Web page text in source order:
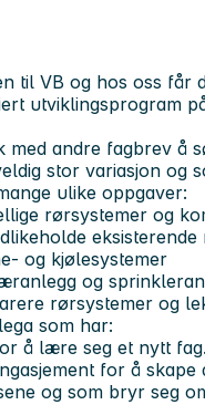
til VB og hos oss får
utviklingsprogram
andre fagbrev å
stor variasjon og
ulike oppgaver:
rørsystemer og
og kjølesystemer
og
rørsystemer og
som har:
å lære seg et nytt fag.
for å skape
og som bryr seg